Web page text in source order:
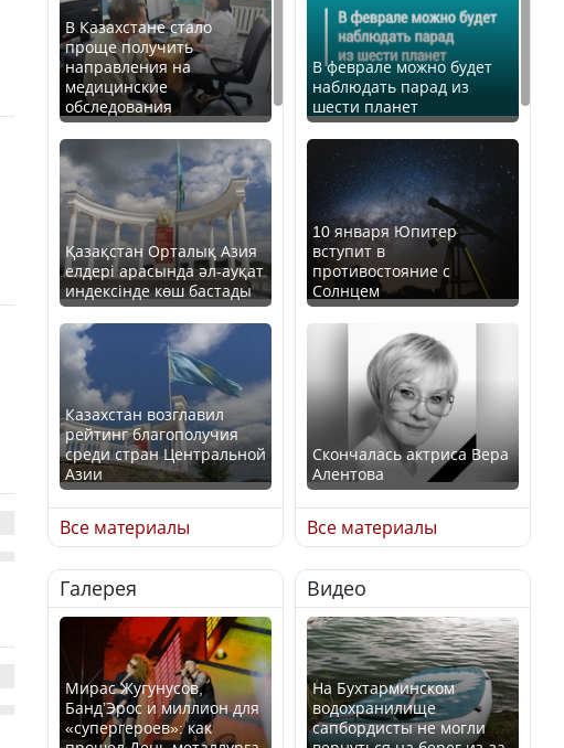
В Казахстане стало
проще получить
направления на
медицинские
обследования
Қазақстан Орталық Азия
елдері арасында әл-ауқат
индексінде көш бастады
Казахстан возглавил
рейтинг благополучия
среди стран Центральной
Азии
Будут ли представлены
интересы регионов в
Курултае?
Все материалы
В феврале можно будет
наблюдать парад из
шести планет
10 января Юпитер
вступит в
противостояние с
Солнцем
Скончалась актриса Вера
Алентова
В РФ вынесен заочный
приговор по уголовному
делу об убийстве Игоря
Талькова
Все материалы
Галерея
Мирас Жугунусов,
Банд’Эрос и миллион для
«супергероев»: как
Видео
На Бухтарминском
водохранилище
сапбордисты не могли